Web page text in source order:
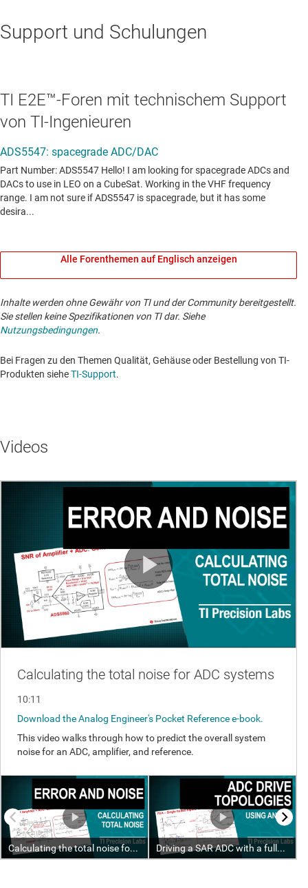
Support und Schulungen
TI E2E™-Foren mit technischem Support
von TI-Ingenieuren
Alle Forenthemen auf Englisch anzeigen
Inhalte werden ohne Gewähr von TI und der Community bereitgestellt.
Sie stellen keine Spezifikationen von TI dar. Siehe
Nutzungsbedingungen.
Bei Fragen zu den Themen Qualität, Gehäuse oder Bestellung von TI-
Produkten sieheTI-Support. ​​​​​​​​​​​​​​
Videos